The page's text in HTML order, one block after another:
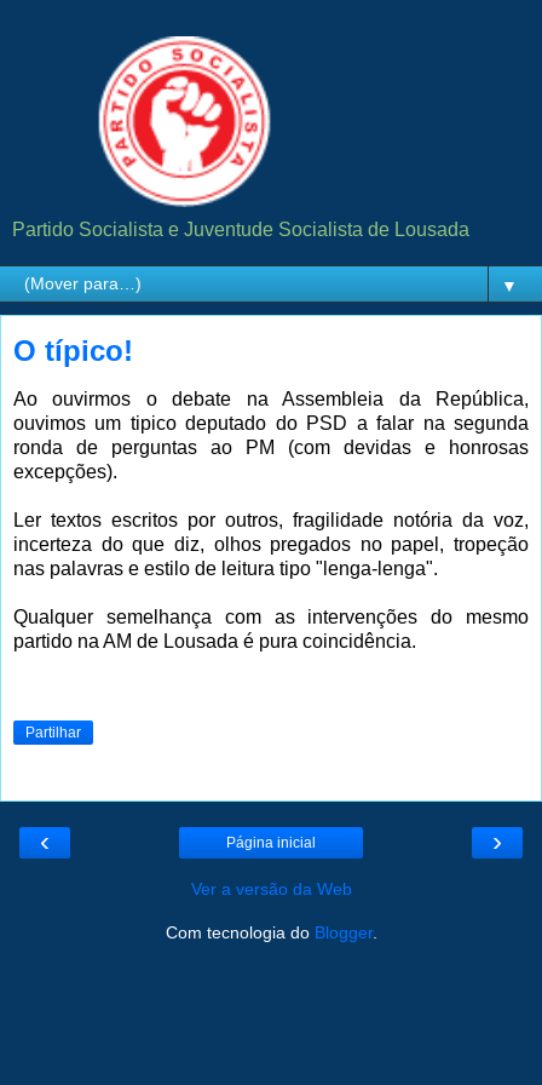
Partido Socialista e Juventude Socialista de Lousada
▼
O típico!
Ao ouvirmos o debate na Assembleia da República,
ouvimos um tipico deputado do PSD a falar na segunda
ronda de perguntas ao PM (com devidas e honrosas
excepções).
Ler textos escritos por outros, fragilidade notória da voz,
incerteza do que diz, olhos pregados no papel, tropeção
nas palavras e estilo de leitura tipo "lenga-lenga".
Qualquer semelhança com as intervenções do mesmo
partido na AM de Lousada é pura coincidência.
Partilhar
‹ ›
Página inicial
Ver a versão da Web
Com tecnologia do Blogger.